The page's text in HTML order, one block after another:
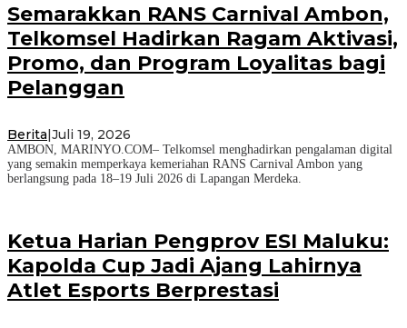
Semarakkan RANS Carnival Ambon,
Telkomsel Hadirkan Ragam Aktivasi,
Promo, dan Program Loyalitas bagi
Pelanggan
Berita|Juli 19, 2026
AMBON, MARINYO.COM– Telkomsel menghadirkan pengalaman digital
yang semakin memperkaya kemeriahan RANS Carnival Ambon yang
berlangsung pada 18–19 Juli 2026 di Lapangan Merdeka.
Ketua Harian Pengprov ESI Maluku:
Kapolda Cup Jadi Ajang Lahirnya
Atlet Esports Berprestasi